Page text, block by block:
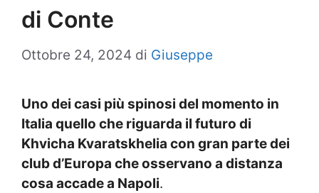
di Conte
Ottobre 24, 2024 di Giuseppe
Uno dei casi più spinosi del momento in
Italia quello che riguarda il futuro di
Khvicha Kvaratskhelia con gran parte dei
club d’Europa che osservano a distanza
cosa accade a Napoli.